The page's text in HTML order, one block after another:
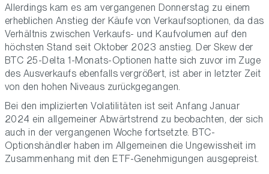
Allerdings kam es am vergangenen Donnerstag zu einem
erheblichen Anstieg der Käufe von Verkaufsoptionen, da das
Verhältnis zwischen Verkaufs- und Kaufvolumen auf den
höchsten Stand seit Oktober 2023 anstieg. Der Skew der
BTC 25-Delta 1-Monats-Optionen hatte sich zuvor im Zuge
des Ausverkaufs ebenfalls vergrößert, ist aber in letzter Zeit
von den hohen Niveaus zurückgegangen.
Bei den implizierten Volatilitäten ist seit Anfang Januar
2024 ein allgemeiner Abwärtstrend zu beobachten, der sich
auch in der vergangenen Woche fortsetzte. BTC-
Optionshändler haben im Allgemeinen die Ungewissheit im
Zusammenhang mit den ETF-Genehmigungen ausgepreist.